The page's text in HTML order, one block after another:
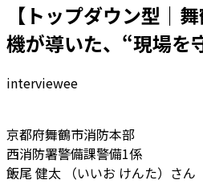
【トップダウン型｜
機が導いた、“現場を
interviewee
京都府舞鶴市消防本部
西消防署警備課警備1係
飯尾 健太 （いいお けんた）さん